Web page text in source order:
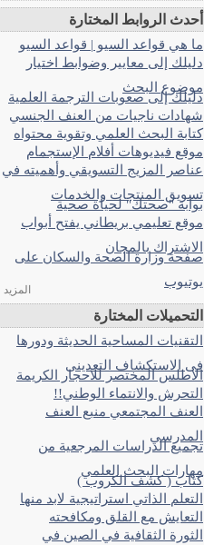
أحدث الروابط المختارة
ما هي قواعد السيو | قواعد السيو
دليلك إلى معايير وضوابط اختيار
موضوع البحث
دليلك إلى صعوبات الترجمة العلمية
شهادات ناجيات من العنف الجنسي
كتابة البحث العلمي وتقوية محتواه
موقع فيديوهات أفلام الإستجمام
عناصر المزيج التسويقي وأهميته في
تسويق المنتجات والخدمات
بوابة "صحتك" لحياة صحية
موقع تعليمي بريطاني يفتح أبواب
الاشتراك بالمجان
صفحة وزارة الصحة والسكان على
المزيد
التحميلات المختارة
التقنيات المساحية الحديثة ودورها
فى الاستكشاف التعدينى
الاطلس المختصر للاحجار الكريمة
التحرش والانتماء الوطني!!
العنف المجتمعي منبع العنف
المدرسي
تجميع الدراسات المرجعية من
مهارات البحث العلمي
كتاب ( كشف الكروب )
التعلم الذاتي استراتيجية لابد منها
التعايش مع القلق ومكافحته
الثورة الثقافية في الصين في